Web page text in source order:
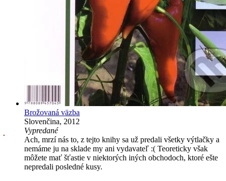
Brožovaná väzba
Slovenčina, 2012
Vypredané
Ach, mrzí nás to, z tejto knihy sa už predali všetky výtlačky a
nemáme ju na sklade my ani vydavateľ :( Teoreticky však
môžete mať šťastie v niektorých iných obchodoch, ktoré ešte
nepredali posledné kusy.